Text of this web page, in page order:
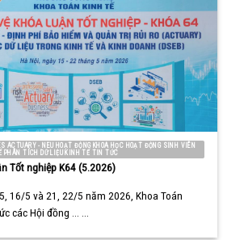
ACTUARY - NEU HOẠT ĐỘNG KHOA HỌC HOẠT ĐỘNG SINH VIÊN
PHÂN TÍCH DỮ LIỆU KINH TẾ TIN TỨC
Tốt nghiệp K64 (5.2026)
16/5 và 21, 22/5 năm 2026, Khoa Toán
các Hội đồng ... ...